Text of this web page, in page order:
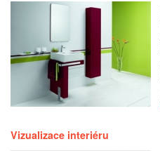
Vizualizace interiéru